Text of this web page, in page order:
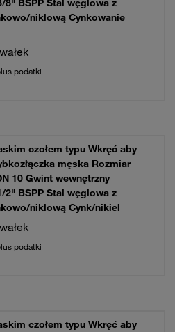
8" BSPP Stal węglowa z
niklową Cynkowanie
podatki
czołem typu Wkręć aby
męska Rozmiar
10 Gwint wewnętrzny
2" BSPP Stal węglowa z
niklową Cynk/nikiel
podatki
czołem typu Wkręć aby